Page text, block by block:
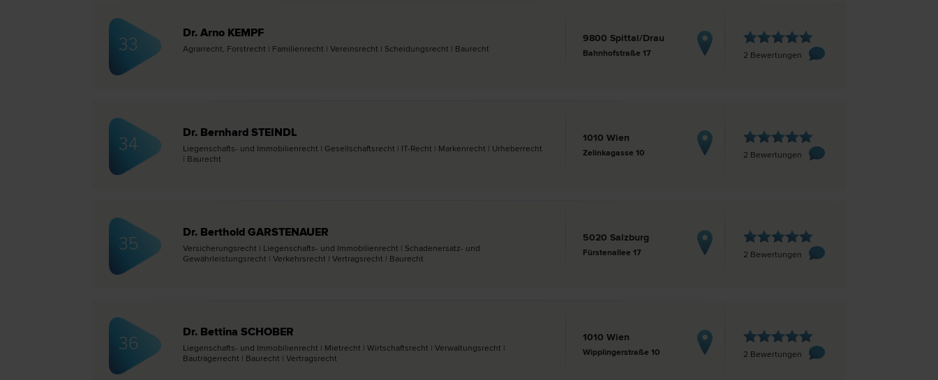
33
Dr. Arno KEMPF
Agrar­recht, Forst­recht | Familien­recht | Vereins­recht | Scheidungs­recht | Bau­recht
9800 Spittal/Drau
Bahnhofstraße 17 2 Bewertungen
34
Dr. Bernhard STEINDL
Liegenschafts- und Immobilien­recht | Gesellschafts­recht | IT-Recht | Marken­recht | Urheber­recht
| Bau­recht
1010 Wien
Zelinkagasse 10 2 Bewertungen
35
Dr. Berthold GARSTENAUER
Versicherungs­recht | Liegenschafts- und Immobilien­recht | Schadenersatz- und
Gewährleistungs­recht | Verkehrs­recht | Vertrags­recht | Bau­recht
5020 Salzburg
Fürstenallee 17 2 Bewertungen
36
Dr. Bettina SCHOBER
Liegenschafts- und Immobilien­recht | Miet­recht | Wirtschafts­recht | Verwaltungs­recht |
Bauträger­recht | Bau­recht | Vertrags­recht
1010 Wien
Wipplingerstraße 10 2 Bewertungen